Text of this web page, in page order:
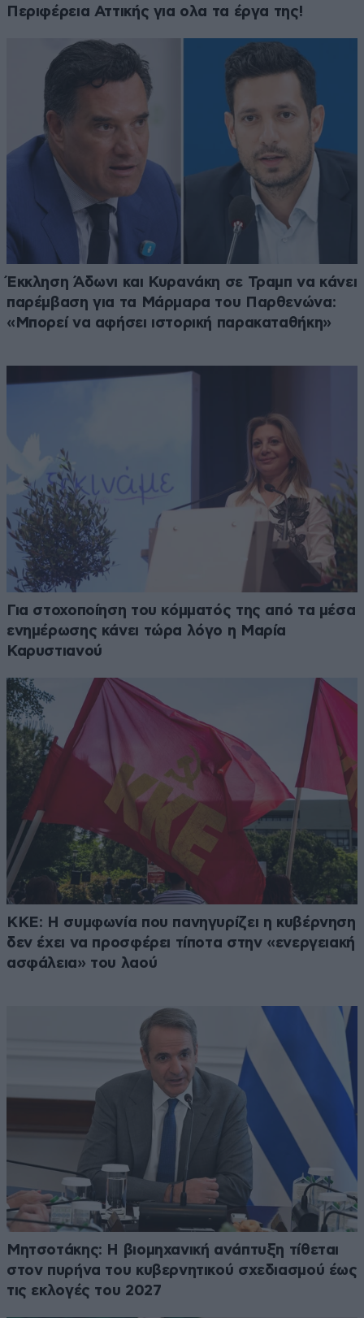
Περιφέρεια Αττικής για ολα τα έργα της!
Έκκληση Άδωνι και Κυρανάκη σε Τραμπ να κάνει
παρέμβαση για τα Μάρμαρα του Παρθενώνα:
«Μπορεί να αφήσει ιστορική παρακαταθήκη»
Για στοχοποίηση του κόμματός της από τα μέσα
ενημέρωσης κάνει τώρα λόγο η Μαρία
Καρυστιανού
ΚΚΕ: Η συμφωνία που πανηγυρίζει η κυβέρνηση
δεν έχει να προσφέρει τίποτα στην «ενεργειακή
ασφάλεια» του λαού
Μητσοτάκης: Η βιομηχανική ανάπτυξη τίθεται
στον πυρήνα του κυβερνητικού σχεδιασμού έως
τις εκλογές του 2027